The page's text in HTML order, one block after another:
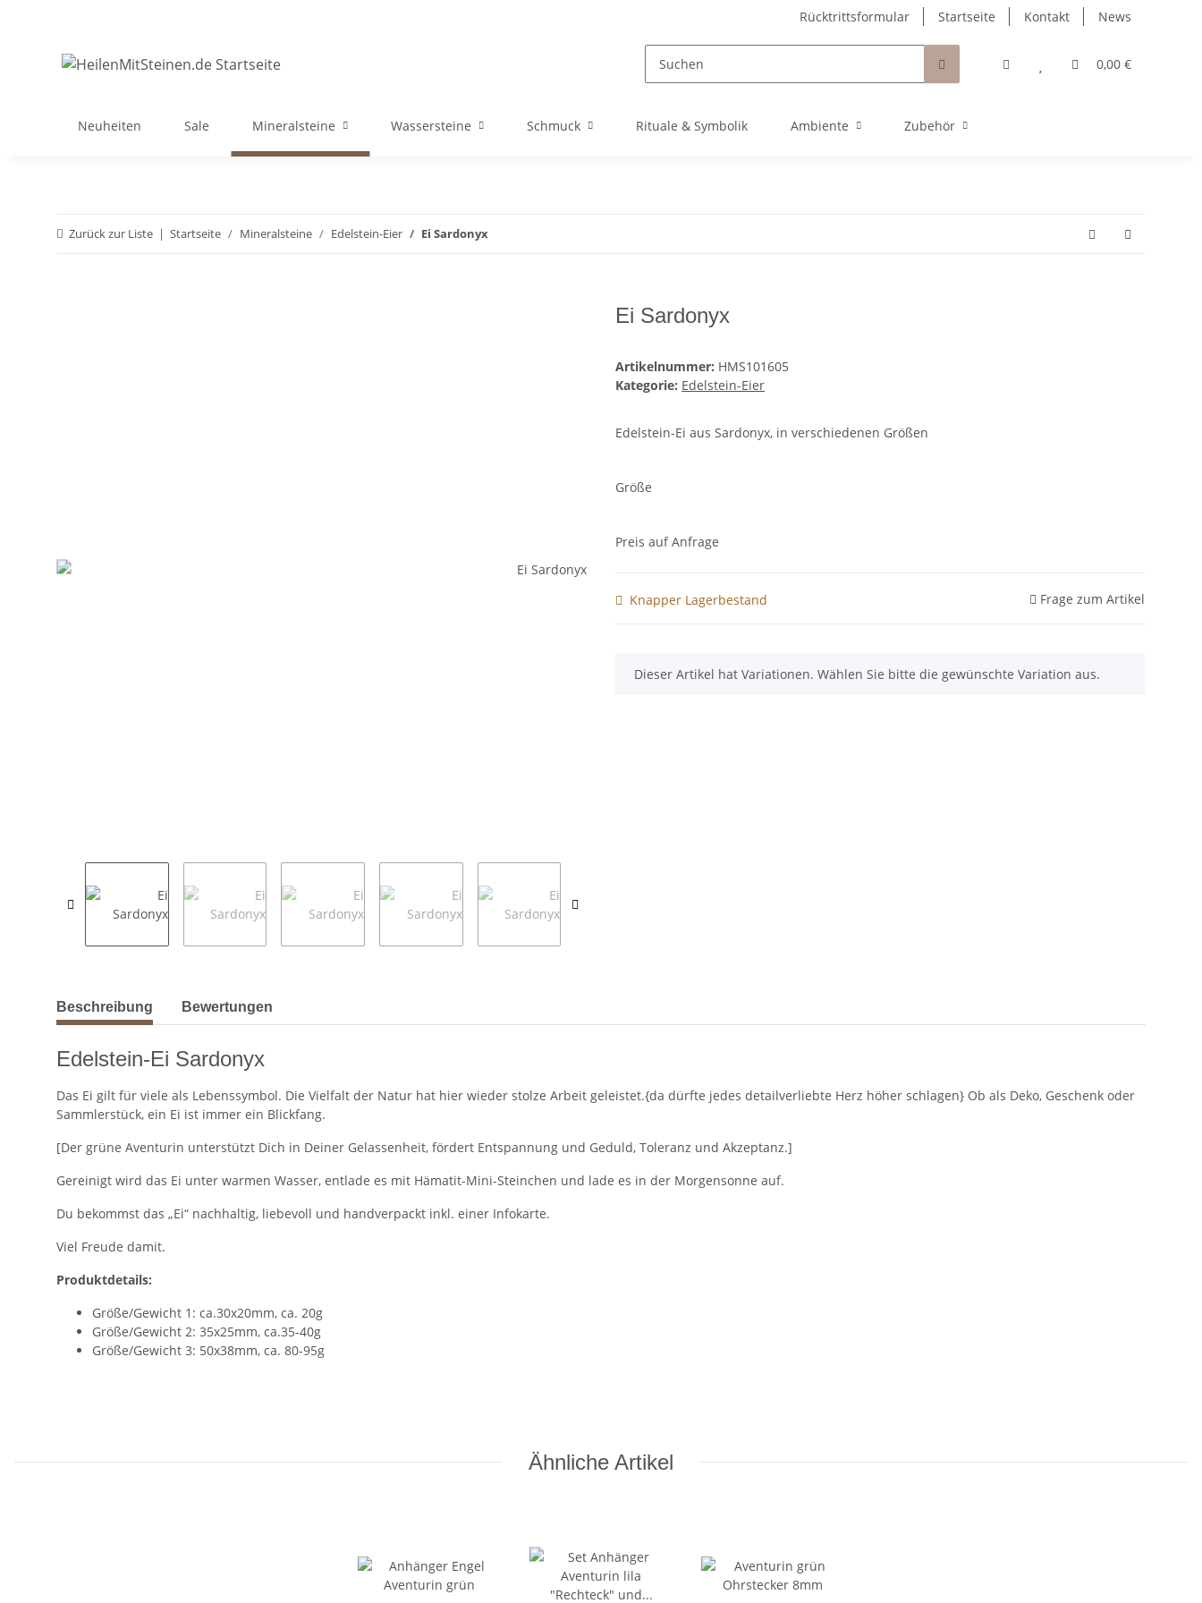
Rücktrittsformular Startseite Kontakt News
0,00 €
Neuheiten Sale Mineralsteine Wassersteine Schmuck Rituale & Symbolik Ambiente Zubehör
Zurück zur Liste Startseite Mineralsteine Edelstein-Eier Ei Sardonyx
Ei Sardonyx
Artikelnummer: HMS101605
Kategorie: Edelstein-Eier
Edelstein-Ei aus Sardonyx, in verschiedenen Größen
Größe
Preis auf Anfrage
Knapper Lagerbestand Frage zum Artikel
x
Dieser Artikel hat Variationen. Wählen Sie bitte die gewünschte Variation aus.
weitere Registerkarten anzeigen
Beschreibung Bewertungen
Edelstein-Ei Sardonyx
Das Ei gilt für viele als Lebenssymbol. Die Vielfalt der Natur hat hier wieder stolze Arbeit geleistet.{da dürfte jedes detailverliebte Herz höher schlagen} Ob als Deko, Geschenk oder
Sammlerstück, ein Ei ist immer ein Blickfang.
[Der grüne Aventurin unterstützt Dich in Deiner Gelassenheit, fördert Entspannung und Geduld, Toleranz und Akzeptanz.]
Gereinigt wird das Ei unter warmen Wasser, entlade es mit Hämatit-Mini-Steinchen und lade es in der Morgensonne auf.
Du bekommst das „Ei“ nachhaltig, liebevoll und handverpackt inkl. einer Infokarte.
Viel Freude damit.
Produktdetails:
Größe/Gewicht 1: ca.30x20mm, ca. 20g
Größe/Gewicht 2: 35x25mm, ca.35-40g
Größe/Gewicht 3: 50x38mm, ca. 80-95g
Ähnliche Artikel